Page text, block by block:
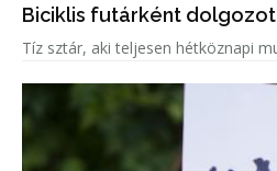
Biciklis futárként
Tíz sztár, aki teljesen hétköznapi